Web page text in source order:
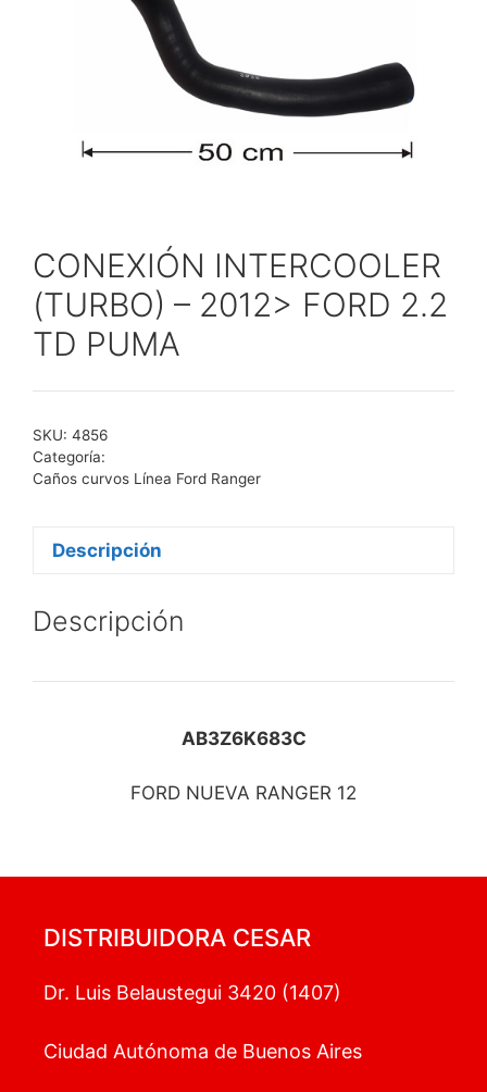
CONEXIÓN INTERCOOLER
(TURBO) – 2012> FORD 2.2
TD PUMA
SKU: 4856
Categoría:
Caños curvos Línea Ford Ranger
Descripción
Descripción
AB3Z6K683C
FORD NUEVA RANGER 12
DISTRIBUIDORA CESAR
Dr. Luis Belaustegui 3420 (1407)
Ciudad Autónoma de Buenos Aires